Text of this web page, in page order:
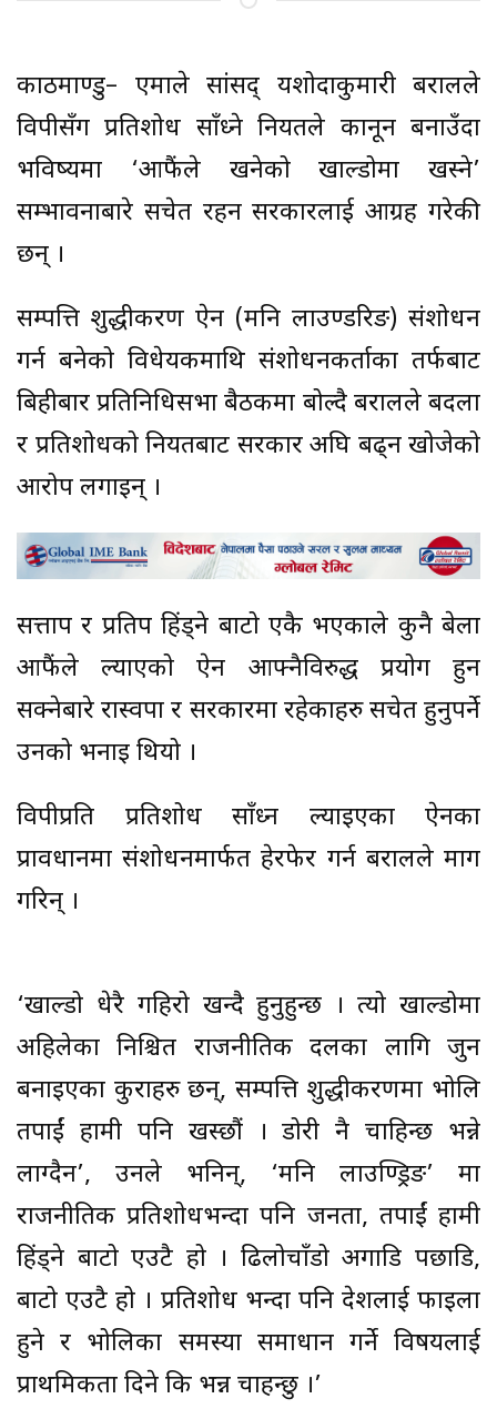
काठमाण्डु– एमाले सांसद् यशोदाकुमारी बरालले
विपक्षीसँग प्रतिशोध साँध्ने नियतले कानून बनाउँदा
भविष्यमा ‘आफैंले खनेको खाल्डोमा खस्ने’
सम्भावनाबारे सचेत रहन सरकारलाई आग्रह गरेकी
छन् ।
सम्पत्ति शुद्धीकरण ऐन (मनि लाउण्डरिङ) संशोधन
गर्न बनेको विधेयकमाथि संशोधनकर्ताका तर्फबाट
बिहीबार प्रतिनिधिसभा बैठकमा बोल्दै बरालले बदला
र प्रतिशोधको नियतबाट सरकार अघि बढ्न खोजेको
आरोप लगाइन् ।
सत्तापक्ष र प्रतिपक्ष हिंड्ने बाटो एकै भएकाले कुनै बेला
आफैंले ल्याएको ऐन आफ्नैविरुद्ध प्रयोग हुन
सक्नेबारे रास्वपा र सरकारमा रहेकाहरु सचेत हुनुपर्ने
उनको भनाइ थियो ।
विपक्षीप्रति प्रतिशोध साँध्न ल्याइएका ऐनका
प्रावधानमा संशोधनमार्फत हेरफेर गर्न बरालले माग
गरिन् ।
‘खाल्डो धेरै गहिरो खन्दै हुनुहुन्छ । त्यो खाल्डोमा
अहिलेका निश्चित राजनीतिक दलका लागि जुन
बनाइएका कुराहरु छन्, सम्पत्ति शुद्धीकरणमा भोलि
तपाईं हामी पनि खस्छौं । डोरी नै चाहिन्छ भन्ने
लाग्दैन’, उनले भनिन्, ‘मनि लाउण्ड्रिङ’ मा
राजनीतिक प्रतिशोधभन्दा पनि जनता, तपाईं हामी
हिंड्ने बाटो एउटै हो । ढिलोचाँडो अगाडि पछाडि,
बाटो एउटै हो । प्रतिशोध भन्दा पनि देशलाई फाइला
हुने र भोलिका समस्या समाधान गर्ने विषयलाई
प्राथमिकता दिने कि भन्न चाहन्छु ।’